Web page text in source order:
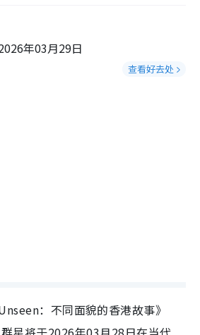
年03月29日
查看好去处
：不同面貌的香港故事》